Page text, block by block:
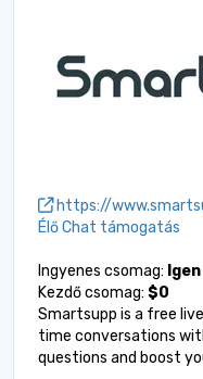
https://
Élő Chat támogatás
Ingyenes csomag: Igen
Kezdő csomag: $0
Smartsupp is a free
time conversations
questions and boost